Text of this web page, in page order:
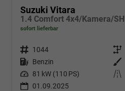
Suzuki Vitara
1.4 Comfort 4x4/Kamera/SH
sofort lieferbar
1044
Benzin
81 kW (110 PS)
01.09.2025